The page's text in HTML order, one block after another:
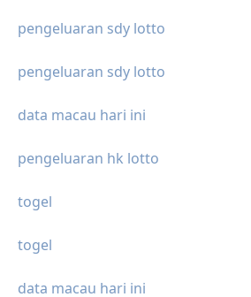
pengeluaran sdy lotto
pengeluaran sdy lotto
data macau hari ini
pengeluaran hk lotto
togel
togel
data macau hari ini